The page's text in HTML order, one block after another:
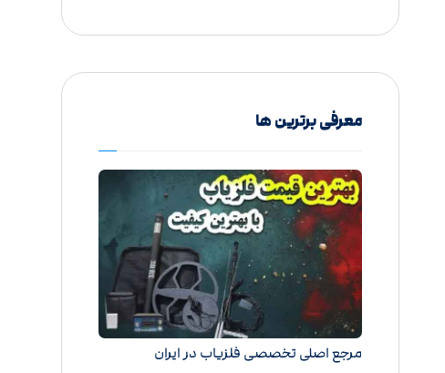
معرفی برترین ها
مرجع اصلی تخصصی فلزیاب در ایران